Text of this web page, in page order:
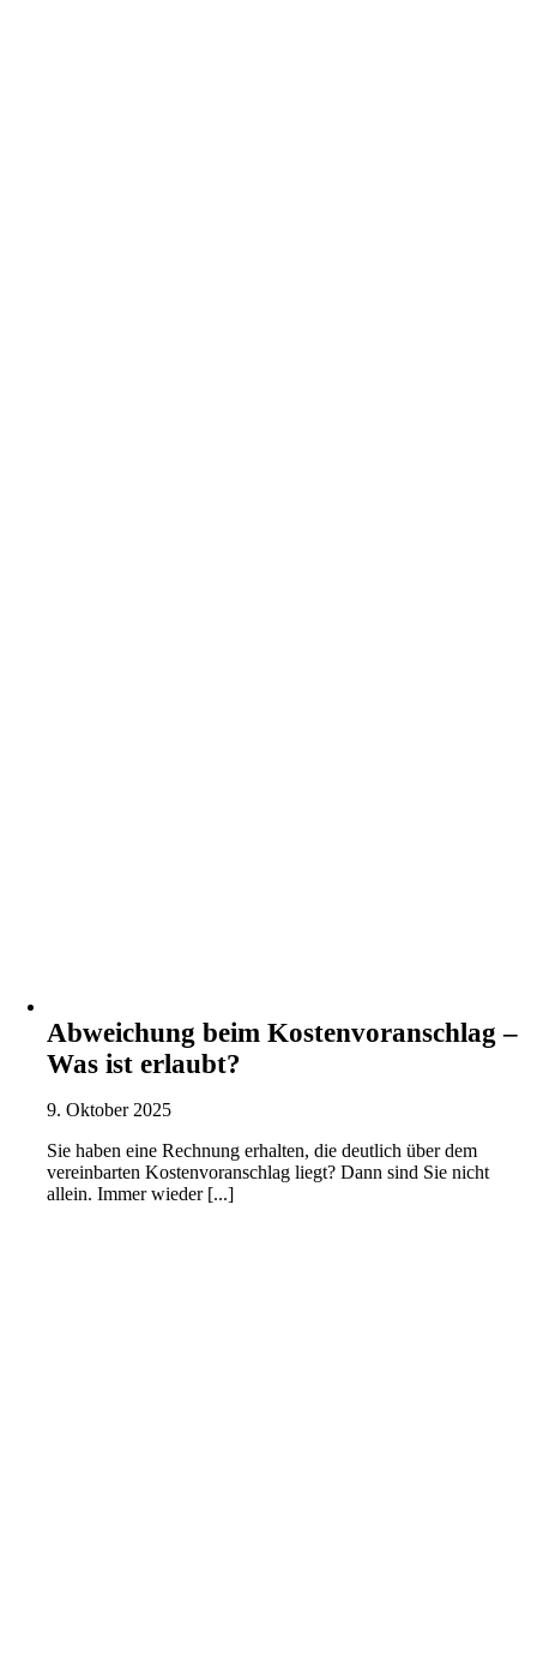
Abweichung beim Kostenvoranschlag –
Was ist erlaubt?
9. Oktober 2025
Sie haben eine Rechnung erhalten, die deutlich über dem
vereinbarten Kostenvoranschlag liegt? Dann sind Sie nicht
allein. Immer wieder [...]